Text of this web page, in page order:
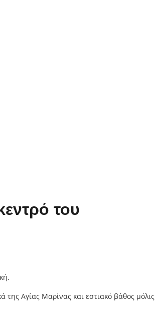
του
της Αγίας Μαρίνας και εστιακό βάθος μόλις